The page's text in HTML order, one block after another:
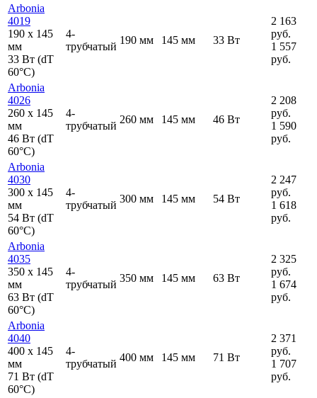
Arbonia
4019
190 x 145
мм
33 Вт (dT
60°C)
4-
трубчатый
190 мм 145 мм 33 Вт
2 163
руб.
1 557
руб.
Arbonia
4026
260 x 145
мм
46 Вт (dT
60°C)
4-
трубчатый
260 мм 145 мм 46 Вт
2 208
руб.
1 590
руб.
Arbonia
4030
300 x 145
мм
54 Вт (dT
60°C)
4-
трубчатый
300 мм 145 мм 54 Вт
2 247
руб.
1 618
руб.
Arbonia
4035
350 x 145
мм
63 Вт (dT
60°C)
4-
трубчатый
350 мм 145 мм 63 Вт
2 325
руб.
1 674
руб.
Arbonia
4040
400 x 145
мм
71 Вт (dT
60°C)
4-
трубчатый
400 мм 145 мм 71 Вт
2 371
руб.
1 707
руб.